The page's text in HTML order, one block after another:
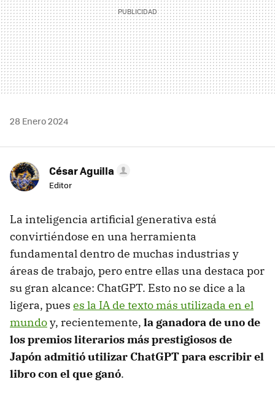
28 Enero 2024
César Aguilla
Editor
La inteligencia artificial generativa está
convirtiéndose en una herramienta
fundamental dentro de muchas industrias y
áreas de trabajo, pero entre ellas una destaca por
su gran alcance: ChatGPT. Esto no se dice a la
ligera, pues es la IA de texto más utilizada en el
mundoy, recientemente, la ganadora de uno de
los premios literarios más prestigiosos de
Japón admitió utilizar ChatGPT para escribir el
libro con el que ganó.